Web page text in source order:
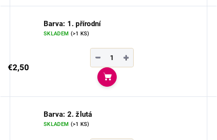
Barva: 1. přírodní
SKLADEM (>1 KS)
€2,50
+
−
Do košíka
Barva: 2. žlutá
SKLADEM (>1 KS)